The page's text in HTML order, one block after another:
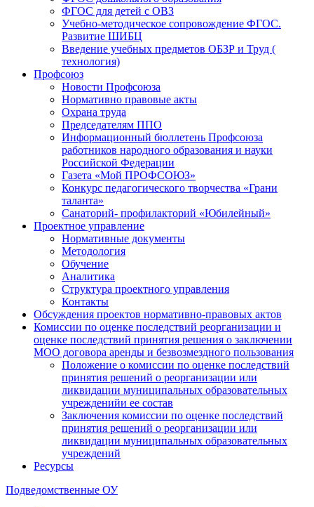
ФГОС для детей с ОВЗ
Учебно-методическое сопровождение ФГОС.
Развитие ШИБЦ
Введение учебных предметов ОБЗР и Труд (
технология)
Профсоюз
Новости Профсоюза
Нормативно правовые акты
Охрана труда
Председателям ППО
Информационный бюллетень Профсоюза
работников народного образования и науки
Российской Федерации
Газета «Мой ПРОФСОЮЗ»
Конкурс педагогического творчества «Грани
таланта»
Санаторий- профилакторий «Юбилейный»
Проектное управление
Нормативные документы
Методология
Обучение
Аналитика
Структура проектного управления
Контакты
Обсуждения проектов нормативно-правовых актов
Комиссии по оценке последствий реорганизации и
оценке последствий принятия решения о заключении
МОО договора аренды и безвозмездного пользования
Положение о комиссии по оценке последствий
принятия решений о реорганизации или
ликвидации муниципальных образовательных
учрежденийи ее состав
Заключения комиссии по оценке последствий
принятия решений о реорганизации или
ликвидации муниципальных образовательных
учреждений
Ресурсы
Подведомственные ОУ